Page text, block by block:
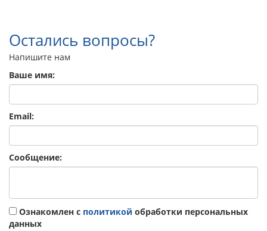
Остались вопросы?
Напишите нам
Ваше имя:
Email:
Сообщение:
Ознакомлен с политикой обработки персональных
данных